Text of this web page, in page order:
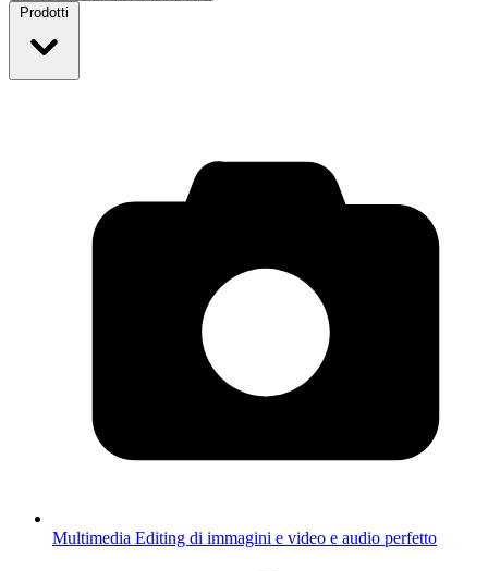
Prodotti
Multimedia Editing di immagini e video e audio perfetto